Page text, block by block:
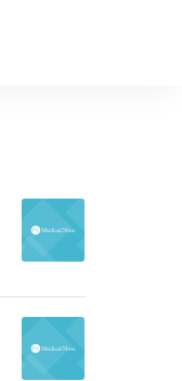
神経内科
神経内科